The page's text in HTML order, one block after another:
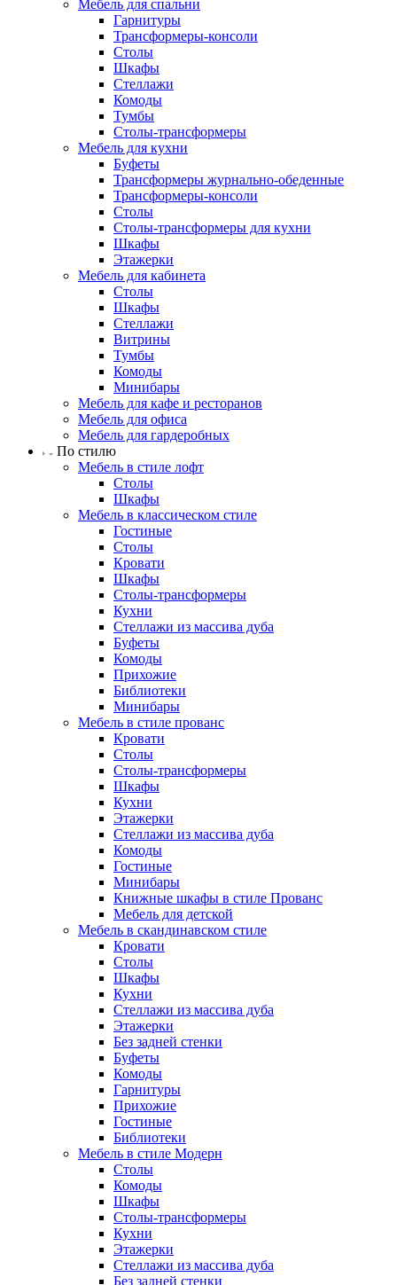
Мебель для спальни
Гарнитуры
Трансформеры-консоли
Столы
Шкафы
Стеллажи
Комоды
Тумбы
Столы-трансформеры
Мебель для кухни
Буфеты
Трансформеры журнально-обеденные
Трансформеры-консоли
Столы
Столы-трансформеры для кухни
Шкафы
Этажерки
Мебель для кабинета
Столы
Шкафы
Стеллажи
Витрины
Тумбы
Комоды
Минибары
Мебель для кафе и ресторанов
Мебель для офиса
Мебель для гардеробных
По стилю
Мебель в стиле лофт
Столы
Шкафы
Мебель в классическом стиле
Гостиные
Столы
Кровати
Шкафы
Столы-трансформеры
Кухни
Стеллажи из массива дуба
Буфеты
Комоды
Прихожие
Библиотеки
Минибары
Мебель в стиле прованс
Кровати
Столы
Столы-трансформеры
Шкафы
Кухни
Этажерки
Стеллажи из массива дуба
Комоды
Гостиные
Минибары
Книжные шкафы в стиле Прованс
Мебель для детской
Мебель в скандинавском стиле
Кровати
Столы
Шкафы
Кухни
Стеллажи из массива дуба
Этажерки
Без задней стенки
Буфеты
Комоды
Гарнитуры
Прихожие
Гостиные
Библиотеки
Мебель в стиле Модерн
Столы
Комоды
Шкафы
Столы-трансформеры
Кухни
Этажерки
Стеллажи из массива дуба
Без задней стенки